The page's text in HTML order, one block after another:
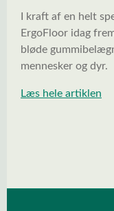
I kraft af en helt
ErgoFloor idag
bløde
mennesker og dyr.
Læs hele artiklen